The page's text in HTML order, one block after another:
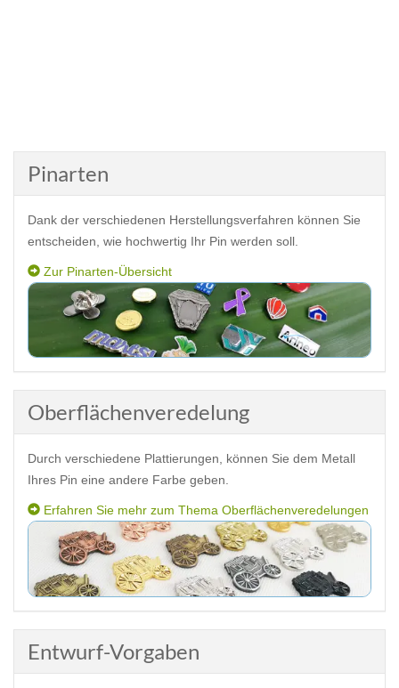
Pinarten
Dank der verschiedenen Herstellungsverfahren können Sie
entscheiden, wie hochwertig Ihr Pin werden soll.
Zur Pinarten-Übersicht
Oberflächenveredelung
Durch verschiedene Plattierungen, können Sie dem Metall
Ihres Pin eine andere Farbe geben.
Erfahren Sie mehr zum Thema Oberflächenveredelungen
Entwurf-Vorgaben